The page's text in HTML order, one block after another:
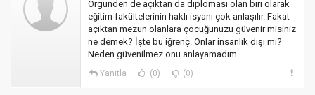
Örgünden de açıktan da diploması olan biri olarak
eğitim fakültelerinin haklı isyanı çok anlaşılır. Fakat
açıktan mezun olanlara çocuğunuzu güvenir misiniz
ne demek? İşte bu iğrenç. Onlar insanlık dışı mı?
Neden güvenilmez onu anlayamadım.
Yanıtla (0) (0)